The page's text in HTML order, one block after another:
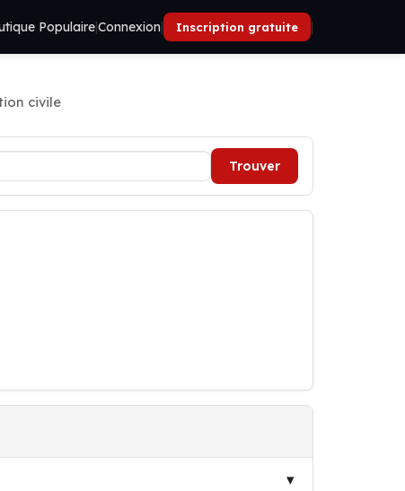
Populaire|Connexion| Inscription gratuite |
civile
Trouver